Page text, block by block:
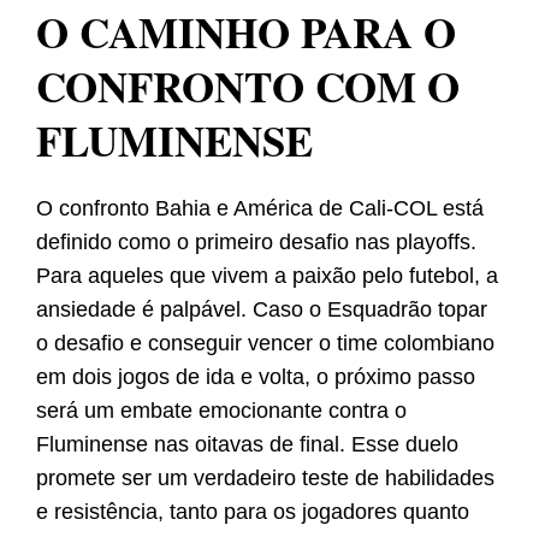
O CAMINHO PARA O
CONFRONTO COM O
FLUMINENSE
O confronto Bahia e América de Cali-COL está
definido como o primeiro desafio nas playoffs.
Para aqueles que vivem a paixão pelo futebol, a
ansiedade é palpável. Caso o Esquadrão topar
o desafio e conseguir vencer o time colombiano
em dois jogos de ida e volta, o próximo passo
será um embate emocionante contra o
Fluminense nas oitavas de final. Esse duelo
promete ser um verdadeiro teste de habilidades
e resistência, tanto para os jogadores quanto